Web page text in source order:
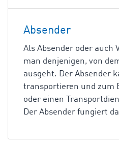
Absender
Als Absender oder auch
man denjenigen, von
ausgeht. Der Absender
transportieren und zum
oder einen
Der Absender fungiert